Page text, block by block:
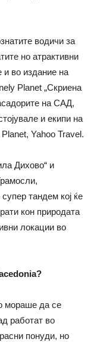
водичи за
но атрактивни
и во издание на
Planet „Скриена
на САД,
и екипи на
Yahoo Travel.
Дихово“ и
тандем кој ќе
кон природата
локации во
?
мораше да се
работат во
понуди, но